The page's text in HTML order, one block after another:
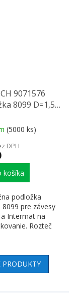
9071576
8099 D=1,5
(5000 ks)
DPH
košíka
podložka
8099 pre závesy
a Intermat na
Rozteč
PRODUKTY